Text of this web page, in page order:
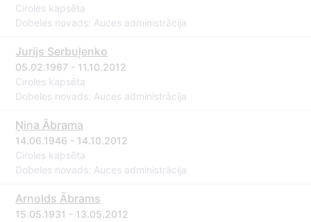
Ciroles kapsēta
Dobeles novads: Auces administrācija
Jurijs Serbuļenko
05.02.1967 - 11.10.2012
Ciroles kapsēta
Dobeles novads: Auces administrācija
Ņina Ābrama
14.06.1946 - 14.10.2012
Ciroles kapsēta
Dobeles novads: Auces administrācija
Arnolds Ābrams
15.05.1931 - 13.05.2012